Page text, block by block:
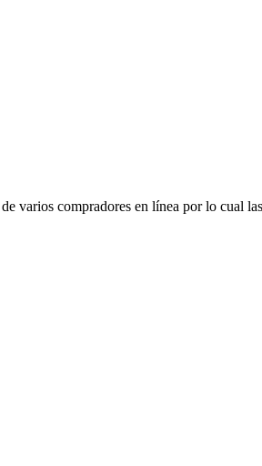
varios compradores en línea por lo cual